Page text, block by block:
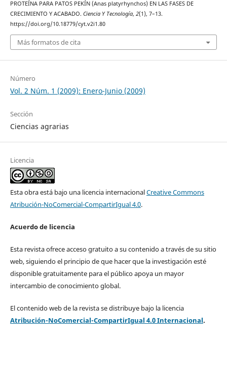
PROTEÍNA PARA PATOS PEKÍN (Anas platyrhynchos) EN LAS FASES DE
CRECIMIENTO Y ACABADO. Ciencia Y Tecnología, 2(1), 7–13.
https://doi.org/10.18779/cyt.v2i1.80
Más formatos de cita
Número
Vol. 2 Núm. 1 (2009): Enero-Junio (2009)
Sección
Ciencias agrarias
Licencia
Esta obra está bajo una licencia internacionalCreative Commons
Atribución-NoComercial-CompartirIgual 4.0.
Acuerdo de licencia
Esta revista ofrece acceso gratuito a su contenido a través de su sitio
web, siguiendo el principio de que hacer que la investigación esté
disponible gratuitamente para el público apoya un mayor
intercambio de conocimiento global.
El contenido web de la revista se distribuye bajo la licencia
Atribución-NoComercial-CompartirIgual 4.0 Internacional.